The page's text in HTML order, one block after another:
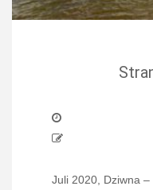
Juli 2020, Dziwna